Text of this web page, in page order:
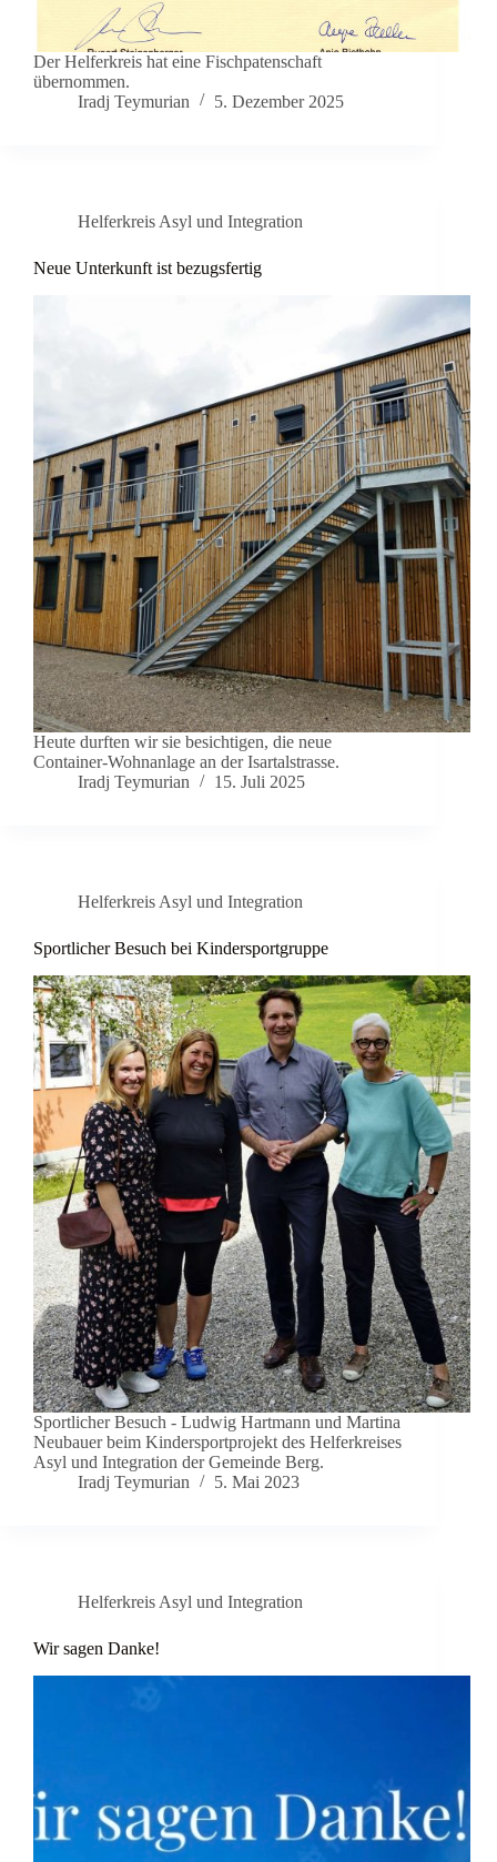
Der Helferkreis hat eine Fischpatenschaft
übernommen.
Iradj Teymurian
5. Dezember 2025
Helferkreis Asyl und Integration
Neue Unterkunft ist bezugsfertig
Heute durften wir sie besichtigen, die neue
Container-Wohnanlage an der Isartalstrasse.
Iradj Teymurian
15. Juli 2025
Helferkreis Asyl und Integration
Sportlicher Besuch bei Kindersportgruppe
Sportlicher Besuch - Ludwig Hartmann und Martina
Neubauer beim Kindersportprojekt des Helferkreises
Asyl und Integration der Gemeinde Berg.
Iradj Teymurian
5. Mai 2023
Helferkreis Asyl und Integration
Wir sagen Danke!